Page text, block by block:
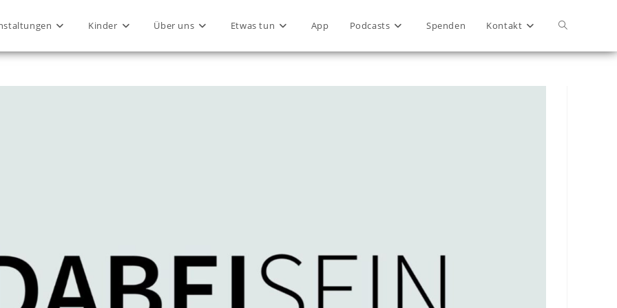
Kinder Über uns Etwas tun App Podcasts Spenden Kontakt